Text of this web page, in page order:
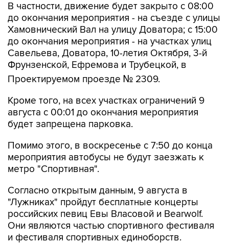
В частности, движение будет закрыто с 08:00
до окончания мероприятия - на съезде с улицы
Хамовнический Вал на улицу Доватора; с 15:00
до окончания мероприятия - на участках улиц
Савельева, Доватора, 10-летия Октября, 3-й
Фрунзенской, Ефремова и Трубецкой, в
Проектируемом проезде № 2309.
Кроме того, на всех участках ограничений 9
августа с 00:01 до окончания мероприятия
будет запрещена парковка.
Помимо этого, в воскресенье с 7:50 до конца
мероприятия автобусы не будут заезжать к
метро "Спортивная".
Согласно открытым данным, 9 августа в
"Лужниках" пройдут бесплатные концерты
российских певиц Евы Власовой и Bearwolf.
Они являются частью спортивного фестиваля
и фестиваля спортивных единоборств.